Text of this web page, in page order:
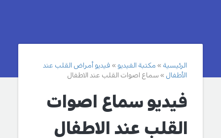
الرئيسية مكتبة الفيديو
فيديو أمراض القلب عند
الأطفال
سماع اصوات القلب عند الاطفال
فيديو سماع اصوات
القلب عند الاطفال